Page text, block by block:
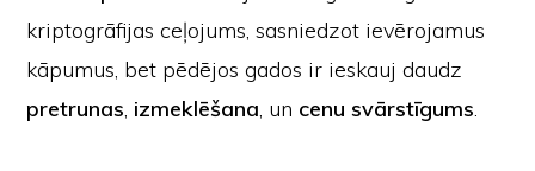
kriptogrāfijas ceļojums, sasniedzot ievērojamus
kāpumus, bet pēdējos gados ir ieskauj daudz
pretrunas, izmeklēšana, un cenu svārstīgums.